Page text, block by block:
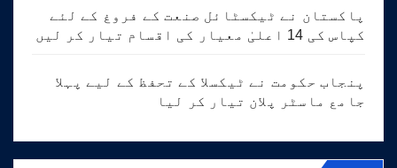
پاکستان نے ٹیکسٹائل صنعت کے فروغ کے لئے
کپاس کی 14 اعلیٰ معیار کی اقسام تیار کر لیں
پنجاب حکومت نے ٹیکسلا کے تحفظ کے لیے پہلا
جامع ماسٹر پلان تیار کر لیا